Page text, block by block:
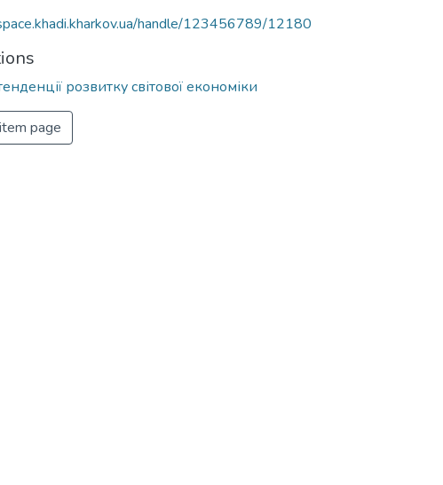
handle/123456789/12180
розвитку світової економіки
page